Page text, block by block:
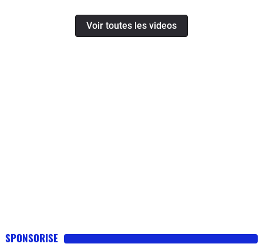
Voir toutes les videos
SPONSORISE